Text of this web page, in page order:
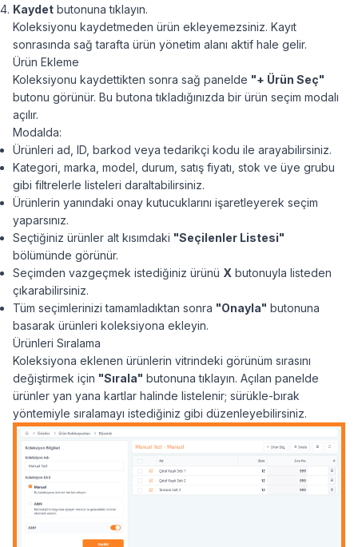
Kaydet butonuna tıklayın.
Koleksiyonu kaydetmeden ürün ekleyemezsiniz. Kayıt
sonrasında sağ tarafta ürün yönetim alanı aktif hale gelir.
Ürün Ekleme
Koleksiyonu kaydettikten sonra sağ panelde "+ Ürün Seç"
butonu görünür. Bu butona tıkladığınızda bir ürün seçim modalı
açılır.
Modalda:
Ürünleri ad, ID, barkod veya tedarikçi kodu ile arayabilirsiniz.
Kategori, marka, model, durum, satış fiyatı, stok ve üye grubu
gibi filtrelerle listeleri daraltabilirsiniz.
Ürünlerin yanındaki onay kutucuklarını işaretleyerek seçim
yaparsınız.
Seçtiğiniz ürünler alt kısımdaki "Seçilenler Listesi"
bölümünde görünür.
Seçimden vazgeçmek istediğiniz ürünü X butonuyla listeden
çıkarabilirsiniz.
Tüm seçimlerinizi tamamladıktan sonra "Onayla" butonuna
basarak ürünleri koleksiyona ekleyin.
Ürünleri Sıralama
Koleksiyona eklenen ürünlerin vitrindeki görünüm sırasını
değiştirmek için "Sırala" butonuna tıklayın. Açılan panelde
ürünler yan yana kartlar halinde listelenir; sürükle-bırak
yöntemiyle sıralamayı istediğiniz gibi düzenleyebilirsiniz.